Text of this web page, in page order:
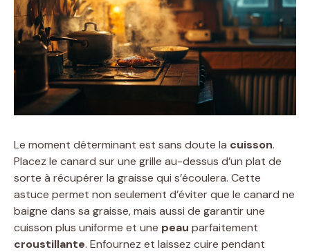
Le moment déterminant est sans doute la cuisson.
Placez le canard sur une grille au-dessus d’un plat de
sorte à récupérer la graisse qui s’écoulera. Cette
astuce permet non seulement d’éviter que le canard ne
baigne dans sa graisse, mais aussi de garantir une
cuisson plus uniforme et une peau parfaitement
croustillante. Enfournez et laissez cuire pendant